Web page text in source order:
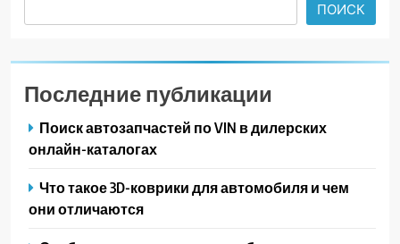
ПОИСК
Последние публикации
Поиск автозапчастей по VIN в дилерских
онлайн-каталогах
Что такое 3D-коврики для автомобиля и чем
они отличаются